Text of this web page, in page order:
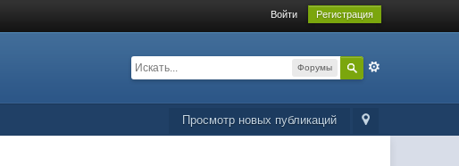
Войти Регистрация
Форумы
Просмотр новых публикаций